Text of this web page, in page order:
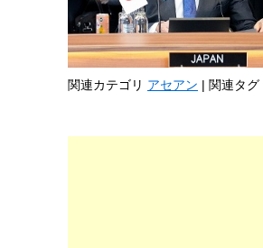
関連カテゴリ アセアン | 関連タグ